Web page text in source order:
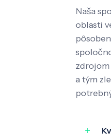
Naša
oblasti
zdrojom
a tým